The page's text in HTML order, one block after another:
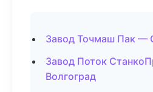
Завод Точмаш Пак —
Завод Поток
Волгоград